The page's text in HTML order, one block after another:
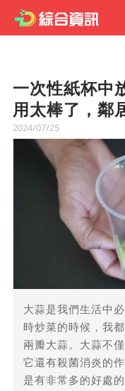
一次性紙杯中
用太棒了，鄰
2024/07/25
大蒜是我們生活中
時炒菜的時候，我
兩瓣大蒜。大蒜不
它還有殺菌消炎的
是有非常多的好處